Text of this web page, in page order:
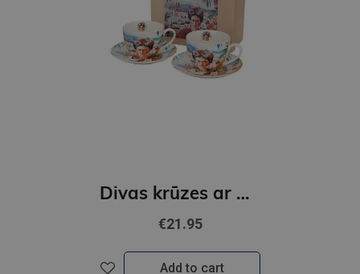
Divas krūzes ar apakštasēm Mexican Art - RED
€21.95
Add to cart